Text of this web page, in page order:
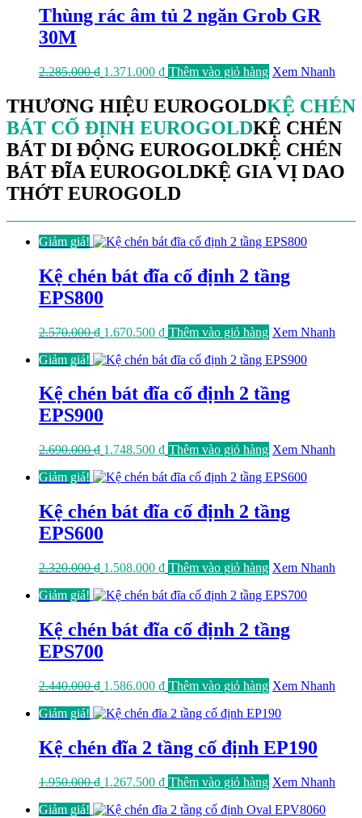
1.530.000 ₫.
Thùng rác âm tủ 2 ngăn Grob GR
30M
2.285.000₫ Giá
là:
2.285.000 ₫.
1.371.000 ₫Giá
tại
là:
1.371.000 ₫.
Thêm vào giỏ hàng Xem Nhanh
THƯƠNG HIỆU EUROGOLDKỆ CHÉN
BÁT CỐ ĐỊNH EUROGOLDKỆ CHÉN
BÁT DI ĐỘNG EUROGOLDKỆ CHÉN
BÁT ĐĨA EUROGOLDKỆ GIA VỊ DAO
THỚT EUROGOLD
Giảm giá!
Kệ chén bát đĩa cố định 2 tầng
EPS800
2.570.000₫ Giá
là:
1.670.500 ₫Giá
tại
1.670.500 ₫.
Thêm vào giỏ hàng Xem Nhanh
Giảm giá!
Kệ chén bát đĩa cố định 2 tầng
EPS900
2.690.000₫ Giá
là:
1.748.500 ₫Giá
tại
1.748.500 ₫.
Thêm vào giỏ hàng Xem Nhanh
Giảm giá!
Kệ chén bát đĩa cố định 2 tầng
EPS600
2.320.000₫ Giá
là:
1.508.000 ₫Giá
tại
1.508.000 ₫.
Thêm vào giỏ hàng Xem Nhanh
Giảm giá!
Kệ chén bát đĩa cố định 2 tầng
EPS700
2.440.000₫ Giá
là:
1.586.000 ₫Giá
tại
1.586.000 ₫.
Thêm vào giỏ hàng Xem Nhanh
Giảm giá!
Kệ chén đĩa 2 tầng cố định EP190
1.950.000₫ Giá
là:
1.267.500 ₫Giá
tại
Thêm vào giỏ hàng Xem Nhanh
Giảm giá!